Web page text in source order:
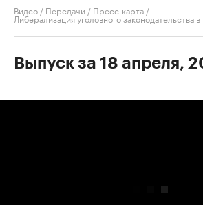
Видео / Передачи / Пресс-карта /
Либерализация уголовного законодательства
Выпуск за 18 апреля,